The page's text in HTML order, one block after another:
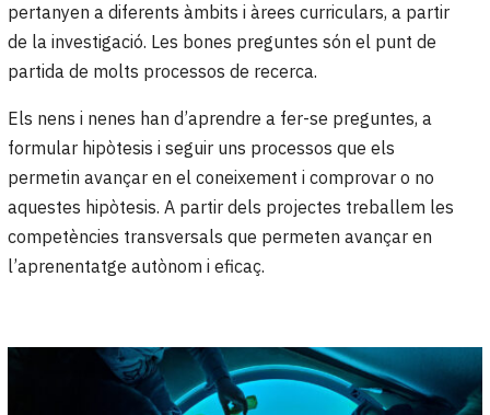
pertanyen a diferents àmbits i àrees curriculars, a partir
de la investigació. Les bones preguntes són el punt de
partida de molts processos de recerca.
Els nens i nenes han d’aprendre a fer-se preguntes, a
formular hipòtesis i seguir uns processos que els
permetin avançar en el coneixement i comprovar o no
aquestes hipòtesis. A partir dels projectes treballem les
competències transversals que permeten avançar en
l’aprenentatge autònom i eficaç.